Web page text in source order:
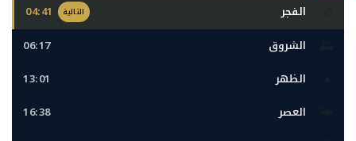
الفجر التالية 04:41
الشروق 06:17
الظهر 13:01
العصر 16:38